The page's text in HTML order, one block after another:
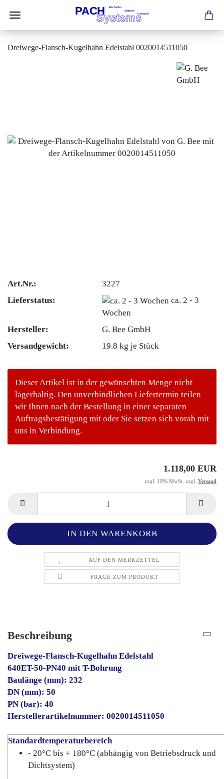
Dreiwege-Flansch-Kugelhahn Edelstahl 0020014511050
Art.Nr.:
3227
Lieferstatus:
ca. 2 - 3
Wochen
Hersteller:
G. Bee GmbH
Versandgewicht:
19.8 kg je Stück
Dieser Artikel ist in der gewünschten Menge nicht
lagerhaltig. Den unverbindlichen Liefertermin teilen
wir Ihnen nach der Bestellung in einer separaten
Auftragsbestätigung mit oder Sie setzen sich vorab mit
uns in Verbindung.
1.118,00 EUR
zzgl. 19% MwSt. zzgl. Versand
AUF DEN MERKZETTEL
FRAGE ZUM PRODUKT
Beschreibung
Dreiwege-Flansch-Kugelhahn Edelstahl
640ET-50-PN40 mit T-Bohrung
Baulänge (mm): 232
DN (mm): 50
PN (bar): 40
Herstellerartikelnummer: 0020014511050
Standardtemperaturbereich
- 20°C bis + 180°C (abhängig von Betriebsdruck und
Dichtsystem)